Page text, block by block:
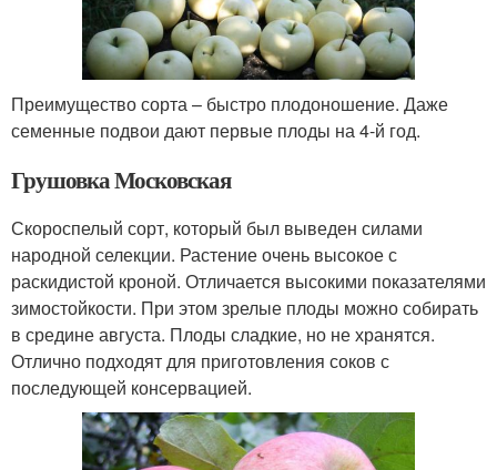
Преимущество сорта – быстро плодоношение. Даже
семенные подвои дают первые плоды на 4-й год.
Грушовка Московская
Скороспелый сорт, который был выведен силами
народной селекции. Растение очень высокое с
раскидистой кроной. Отличается высокими показателями
зимостойкости. При этом зрелые плоды можно собирать
в средине августа. Плоды сладкие, но не хранятся.
Отлично подходят для приготовления соков с
последующей консервацией.